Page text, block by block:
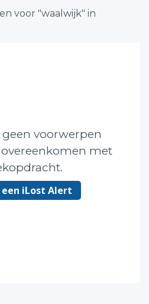
voor "waalwijk" in
geen voorwerpen
met
iLost Alert